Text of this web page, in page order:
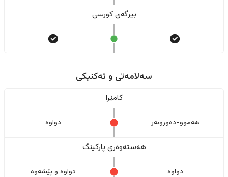
بیرگەی کورسی
سەلامەتی و تەکنیکی
کامێرا
هەموو-دەوروبەر دواوە
هەستەوەری پارکینگ
دواوە دواوە و پێشەوە